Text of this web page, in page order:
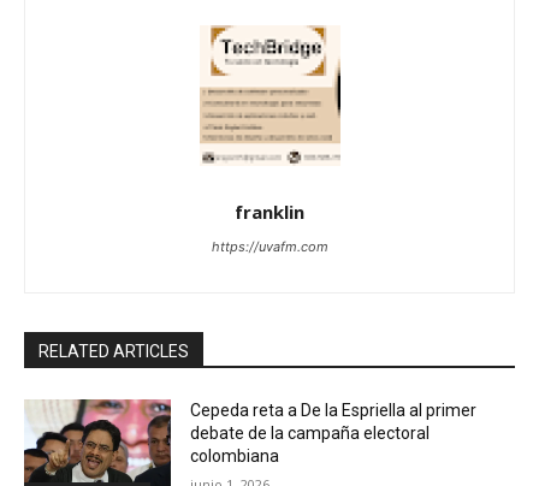
franklin
https://uvafm.com
RELATED ARTICLES
Cepeda reta a De la Espriella al primer
debate de la campaña electoral
colombiana